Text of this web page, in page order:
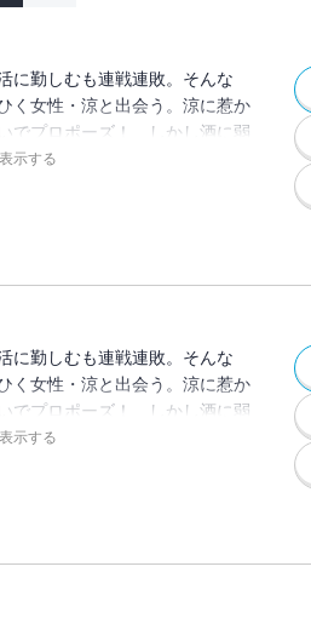
に勤しむも連戦連敗。そんな
く女性・涼と出会う。涼に惹か
でプロポーズ！ しかし酒に弱
、目覚めた場所はなんと涼の実
示する
に勤しむも連戦連敗。そんな
く女性・涼と出会う。涼に惹か
でプロポーズ！ しかし酒に弱
、目覚めた場所はなんと涼の実
示する